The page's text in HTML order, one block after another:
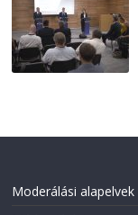
Moderálási alapelvek